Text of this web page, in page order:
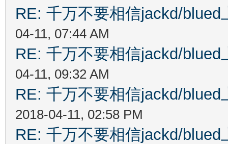
RE: 千万不要相信jackd/
04-11, 07:44 AM
RE: 千万不要相信jackd/
04-11, 09:32 AM
RE: 千万不要相信jackd/
2018-04-11, 02:58 PM
RE: 千万不要相信jackd/